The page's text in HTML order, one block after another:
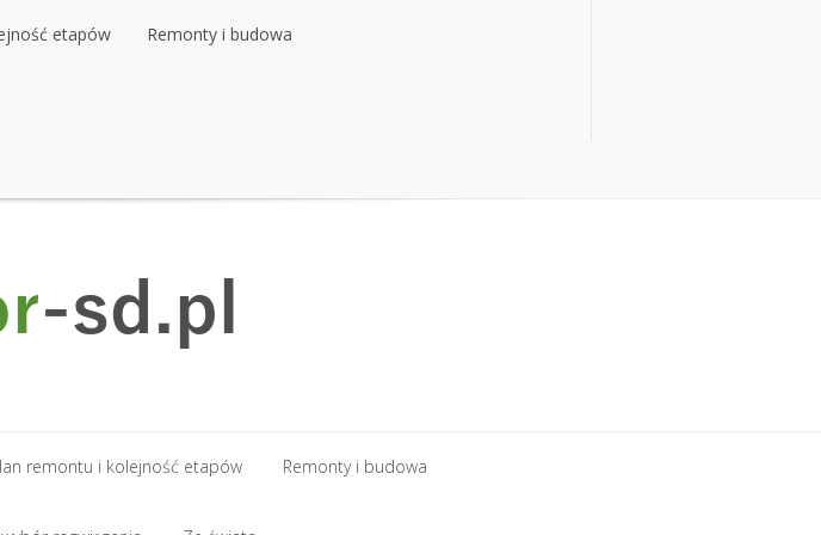
etapów
etapów
Remonty i budowa
remontu i kolejność etapów Remonty i budowa